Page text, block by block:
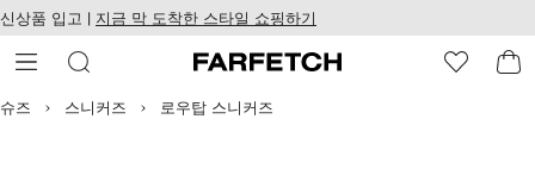
츠
건
뛰
치
웹
접
성
신상품 입고 | 지금 막 도착한 스타일 쇼핑하기
슈즈 스니커즈 로우탑 스니커즈